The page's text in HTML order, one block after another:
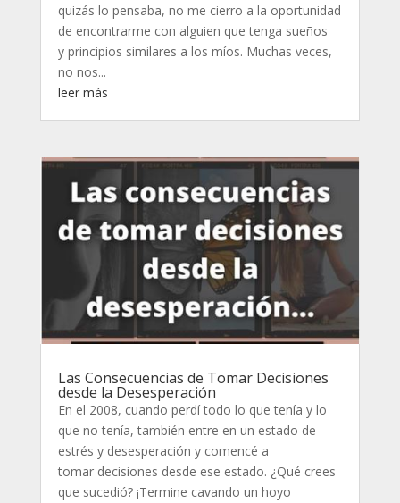
quizás lo pensaba, no me cierro a la oportunidad
de encontrarme con alguien que tenga sueños
y principios similares a los míos. Muchas veces,
no nos...
leer más
Las Consecuencias de Tomar Decisiones
desde la Desesperación
En el 2008, cuando perdí todo lo que tenía y lo
que no tenía, también entre en un estado de
estrés y desesperación y comencé a
tomar decisiones desde ese estado. ¿Qué crees
que sucedió? ¡Termine cavando un hoyo